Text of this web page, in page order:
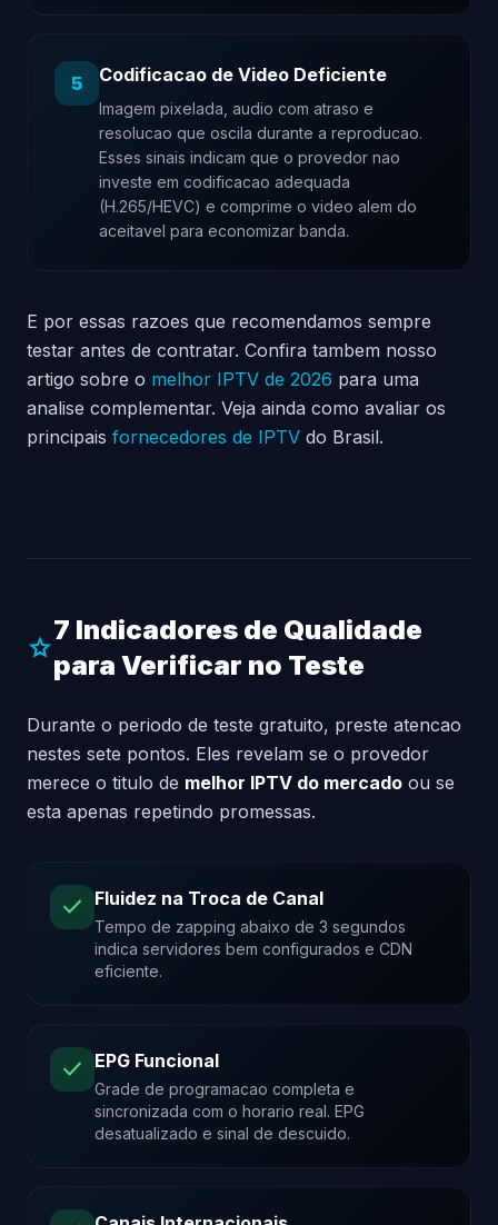
5 Codificacao de Video Deficiente
Imagem pixelada, audio com atraso e
resolucao que oscila durante a reproducao.
Esses sinais indicam que o provedor nao
investe em codificacao adequada
(H.265/HEVC) e comprime o video alem do
aceitavel para economizar banda.
E por essas razoes que recomendamos sempre
testar antes de contratar. Confira tambem nosso
artigo sobre o melhor IPTV de 2026 para uma
analise complementar. Veja ainda como avaliar os
principais fornecedores de IPTV do Brasil.
star
7 Indicadores de Qualidade
para Verificar no Teste
Durante o periodo de teste gratuito, preste atencao
nestes sete pontos. Eles revelam se o provedor
merece o titulo de melhor IPTV do mercado ou se
esta apenas repetindo promessas.
check Fluidez na Troca de Canal
Tempo de zapping abaixo de 3 segundos
indica servidores bem configurados e CDN
eficiente.
check EPG Funcional
Grade de programacao completa e
sincronizada com o horario real. EPG
desatualizado e sinal de descuido.